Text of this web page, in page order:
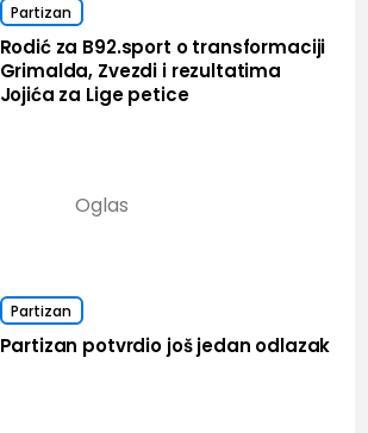
Partizan
Rodić za B92.sport o transformaciji
Grimalda, Zvezdi i rezultatima
Jojića za Lige petice
Partizan
Partizan potvrdio još jedan odlazak